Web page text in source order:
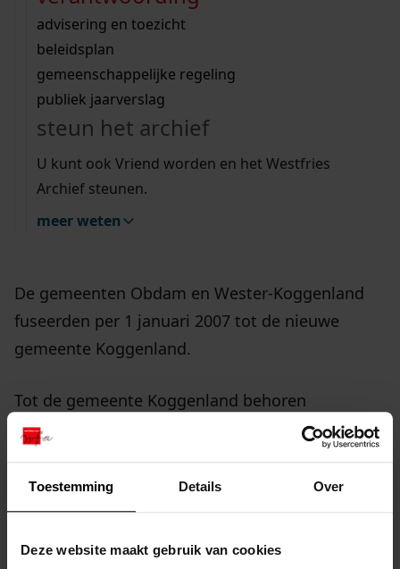
Toestemming Details Over
Deze website maakt gebruik van cookies
bouwvergunningen
omgevingsvergunningen
vergunningen
beeld en geluid
uitleg nodig?
Wij helpen u op weg met een aantal zoektips.
bekijk alle zoektips
Wij helpen u op weg met een aantal zoektips.
bekijk alle zoektips
bekijk ons geschiedenislokaal
advisering en toezicht
beleidsplan
gemeenschappelijke regeling
publiek jaarverslag
steun het archief
U kunt ook Vriend worden en het Westfries
Archief steunen.
meer weten
Per 1 januari 1979 gingen de
gemeenten Obdam en Hensbroek op in de
nieuwe gemeente Obdam, met uitzondering van
het noordoostelijk deel van de polder Wogmeer.
Dat deel werd op dezelfde datum samen met de
gemeenten Avenhorn, Berkhout, Oudendijk en
Ursem gevoegd bij de nieuwe gemeente Wester-
De gemeenten Obdam en Wester-Koggenland
fuseerden per 1 januari 2007 tot de nieuwe
gemeente Koggenland.
Tot de gemeente Koggenland behoren
Avenhorn, de Berkmeer, Berkhout, De Goorn,
Grosthuizen, Hensbroek, Obdam, Oudendijk,
Scharwoude, Spierdijk, Ursem en de Wogmeer.
bronnen